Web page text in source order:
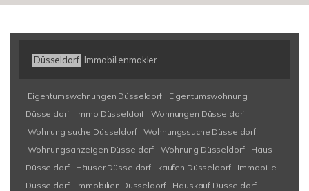
Düsseldorf Immobilienmakler
Eigentumswohnungen Düsseldorf
Eigentumswohnung
Düsseldorf
Immo Düsseldorf
Wohnungen Düsseldorf
Wohnung suche Düsseldorf
Wohnungssuche Düsseldorf
Wohnungsanzeigen Düsseldorf
Wohnung Düsseldorf
Haus
Düsseldorf
Häuser Düsseldorf kaufen Düsseldorf
Immobilie
Düsseldorf
Immobilien Düsseldorf
Hauskauf Düsseldorf